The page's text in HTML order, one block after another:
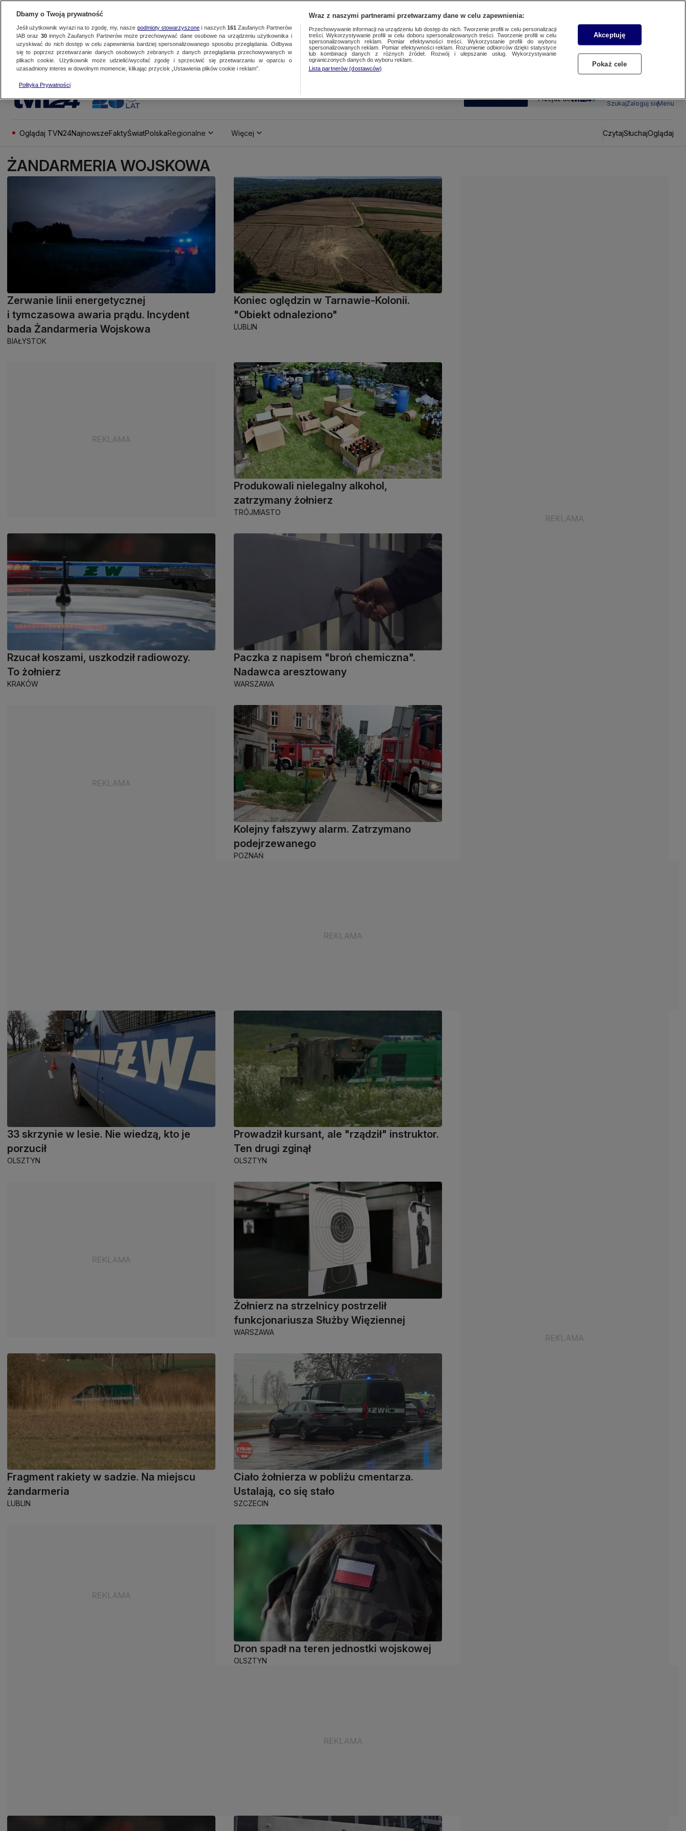
SUBSKRYBUJ Przejdź do
SzukajZaloguj sięMenu
Oglądaj TVN24NajnowszeFaktyŚwiatPolskaRegionalne Więcej CzytajSłuchajOglądaj
ŻANDARMERIA WOJSKOWA
Zerwanie linii energetycznej
i tymczasowa awaria prądu. Incydent
bada Żandarmeria Wojskowa
BIAŁYSTOK
Koniec oględzin w Tarnawie-Kolonii.
"Obiekt odnaleziono"
LUBLIN
Produkowali nielegalny alkohol,
zatrzymany żołnierz
TRÓJMIASTO
Rzucał koszami, uszkodził radiowozy.
To żołnierz
KRAKÓW
Paczka z napisem "broń chemiczna".
Nadawca aresztowany
WARSZAWA
Kolejny fałszywy alarm. Zatrzymano
podejrzewanego
POZNAŃ
33 skrzynie w lesie. Nie wiedzą, kto je
porzucił
OLSZTYN
Prowadził kursant, ale "rządził" instruktor.
Ten drugi zginął
OLSZTYN
Żołnierz na strzelnicy postrzelił
funkcjonariusza Służby Więziennej
WARSZAWA
Fragment rakiety w sadzie. Na miejscu
żandarmeria
LUBLIN
Ciało żołnierza w pobliżu cmentarza.
Ustalają, co się stało
SZCZECIN
Dron spadł na teren jednostki wojskowej
OLSZTYN
Dbamy o Twoją prywatność
Jeśli użytkownik wyrazi na to zgodę, my, nasze podmioty stowarzyszonei naszych 161 Zaufanych Partnerów
IAB oraz 30innych Zaufanych Partnerów może przechowywać dane osobowe na urządzeniu użytkownika i
uzyskiwać do nich dostęp w celu zapewnienia bardziej spersonalizowanego sposobu przeglądania. Odbywa
się to poprzez przetwarzanie danych osobowych zebranych z danych przeglądania przechowywanych w
plikach cookie. Użytkownik może udzielić/wycofać zgodę i sprzeciwić się przetwarzaniu w oparciu o
uzasadniony interes w dowolnym momencie, klikając przycisk „Ustawienia plików cookie i reklam”.
Polityka Prywatności
Wraz z naszymi partnerami przetwarzamy dane w celu zapewnienia:
Przechowywanie informacji na urządzeniu lub dostęp do nich. Tworzenie profili w celu personalizacji
treści. Wykorzystywanie profili w celu doboru spersonalizowanych treści. Tworzenie profili w celu
spersonalizowanych reklam. Pomiar efektywności treści. Wykorzystanie profili do wyboru
spersonalizowanych reklam. Pomiar efektywności reklam. Rozumienie odbiorców dzięki statystyce
lub kombinacji danych z różnych źródeł. Rozwój i ulepszanie usług. Wykorzystywanie
ograniczonych danych do wyboru reklam.
Lista partnerów (dostawców)
Akceptuję
Pokaż cele